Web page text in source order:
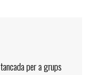
per a grups